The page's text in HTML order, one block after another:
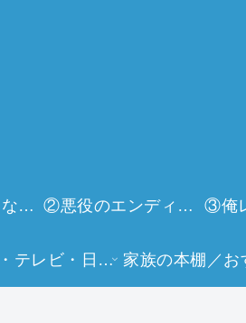
①今世は当主になります ②悪役のエンディングは死のみ ③俺
映画・テレビ・日常生活